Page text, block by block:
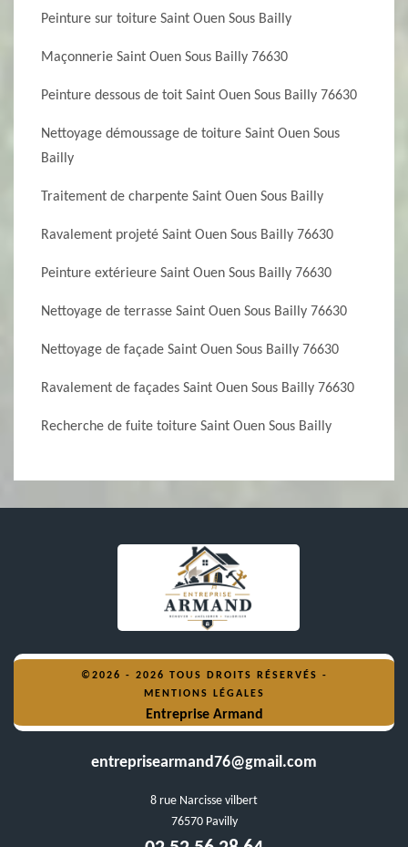
Peinture sur toiture Saint Ouen Sous Bailly
Maçonnerie Saint Ouen Sous Bailly 76630
Peinture dessous de toit Saint Ouen Sous Bailly 76630
Nettoyage démoussage de toiture Saint Ouen Sous
Bailly
Traitement de charpente Saint Ouen Sous Bailly
Ravalement projeté Saint Ouen Sous Bailly 76630
Peinture extérieure Saint Ouen Sous Bailly 76630
Nettoyage de terrasse Saint Ouen Sous Bailly 76630
Nettoyage de façade Saint Ouen Sous Bailly 76630
Ravalement de façades Saint Ouen Sous Bailly 76630
Recherche de fuite toiture Saint Ouen Sous Bailly
©2026 - 2026 TOUS DROITS RÉSERVÉS -
MENTIONS LÉGALES
Entreprise Armand
entreprisearmand76@gmail.com
8 rue Narcisse vilbert
76570 Pavilly